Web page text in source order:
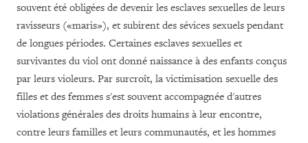
souvent été obligées de devenir les esclaves sexuelles de leurs
ravisseurs («maris»), et subirent des sévices sexuels pendant
de longues périodes. Certaines esclaves sexuelles et
survivantes du viol ont donné naissance à des enfants conçus
par leurs violeurs. Par surcroît, la victimisation sexuelle des
filles et des femmes s'est souvent accompagnée d'autres
violations générales des droits humains à leur encontre,
contre leurs familles et leurs communautés, et les hommes